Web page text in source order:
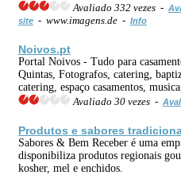
Avaliado 332 vezes -
site - www.imagens.de - Info
Noivos.pt
Portal Noivos - Tudo para
Quintas, Fotografos, catering,
catering, espaço casamentos,
Avaliado 30 vezes -
Produtos e sabores
Sabores & Bem Receber é uma
disponibiliza produtos regionais
kosher, mel e enchidos.